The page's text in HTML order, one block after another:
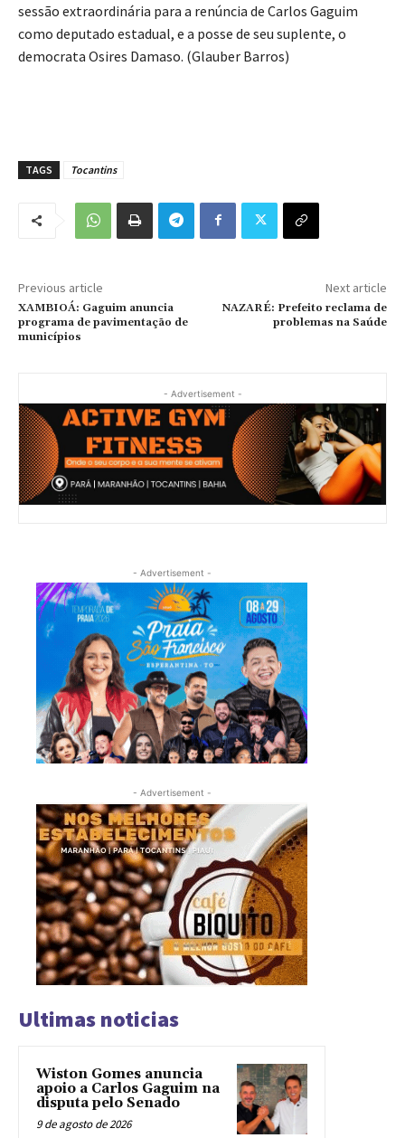
sessão extraordinária para a renúncia de Carlos Gaguim
como deputado estadual, e a posse de seu suplente, o
democrata Osires Damaso. (Glauber Barros)
TAGS Tocantins
Previous article
XAMBIOÁ: Gaguim anuncia
programa de pavimentação de
municípios
Next article
NAZARÉ: Prefeito reclama de
problemas na Saúde
- Advertisement -
- Advertisement -
- Advertisement -
Ultimas noticias
Wiston Gomes anuncia
apoio a Carlos Gaguim na
disputa pelo Senado
9 de agosto de 2026